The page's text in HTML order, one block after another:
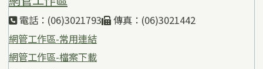
電話：(06)3021793
傳真：(06)3021442
網管工作區-常用連結
網管工作區-檔案下載